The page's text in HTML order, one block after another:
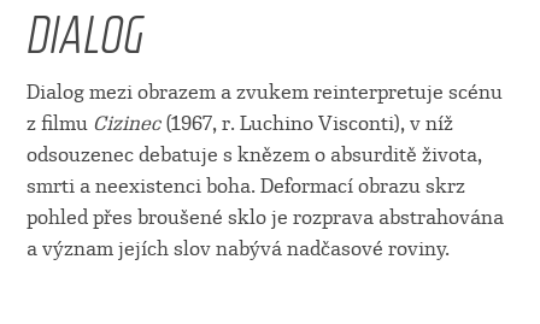
DIALOG
Dialog mezi obrazem a zvukem reinterpretuje scénu
z filmu Cizinec(1967, r. Luchino Visconti), v níž
odsouzenec debatuje s knězem o absurditě života,
smrti a neexistenci boha. Deformací obrazu skrz
pohled přes broušené sklo je rozprava abstrahována
a význam jejích slov nabývá nadčasové roviny.